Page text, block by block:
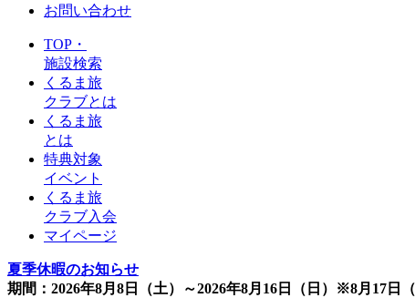
お問い合わせ
TOP・
施設検索
くるま旅
クラブとは
くるま旅
とは
特典対象
イベント
くるま旅
クラブ入会
マイページ
夏季休暇のお知らせ
期間：2026年8月8日（土）～2026年8月16日（日）※8月17日